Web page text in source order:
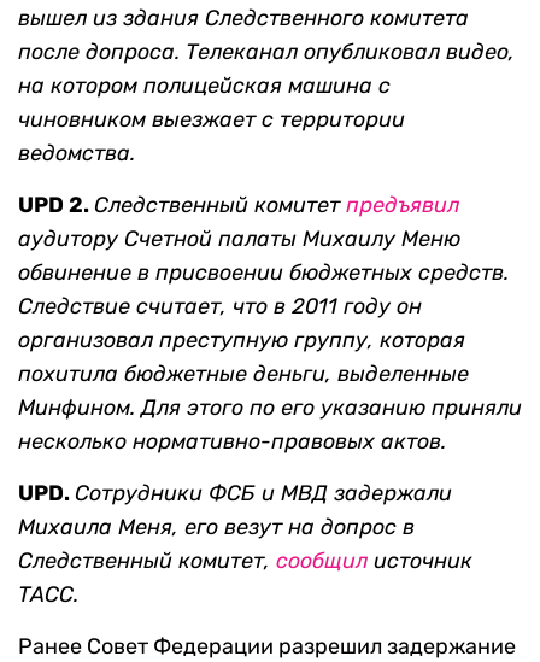
вышел из здания Следственного комитета
после допроса. Телеканал опубликовал видео,
на котором полицейская машина с
чиновником выезжает с территории
ведомства.
UPD 2.Следственный комитетпредъявил
аудитору Счетной палаты Михаилу Меню
обвинение в присвоении бюджетных средств.
Следствие считает, что в 2011 году он
организовал преступную группу, которая
похитила бюджетные деньги, выделенные
Минфином. Для этого по его указанию приняли
несколько нормативно-правовых актов.
UPD.Сотрудники ФСБ и МВД задержали
Михаила Меня, его везут на допрос в
Следственный комитет, сообщил источник
ТАСС.
Ранее Совет Федерации разрешил задержание